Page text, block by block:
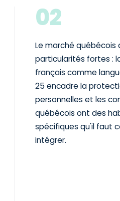
02
Le marché québécois
particularités fortes :
français comme
25 encadre la
personnelles et les
québécois ont des
spécifiques qu'il faut
intégrer.